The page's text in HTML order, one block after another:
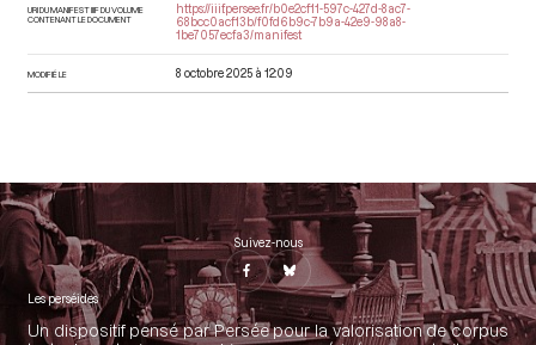
URI DU MANIFEST IIIF DU VOLUME
CONTENANT LE DOCUMENT
https://iiif.persee.fr/b0e2cf11-597c-427d-8ac7-
68bcc0acf13b/f0fd6b9c-7b9a-42e9-98a8-
1be7057ecfa3/manifest
MODIFIÉ LE 8 octobre 2025 à 12:09
Suivez-nous
Les perséides
Un dispositif pensé par Persée pour la valorisation de corpus